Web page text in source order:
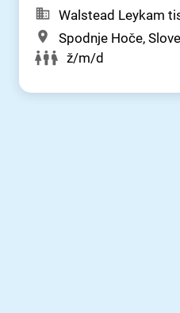
Walstead Leykam
Spodnje Hoče,
ž/m/d